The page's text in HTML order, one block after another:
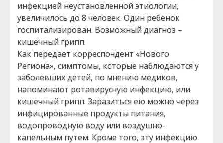
инфекцией неустановленной этиологии,
увеличилось до 8 человек. Один ребенок
госпитализирован. Возможный диагноз –
кишечный грипп.
Как передает корреспондент «Нового
Региона», симптомы, которые наблюдаются у
заболевших детей, по мнению медиков,
напоминают ротавирусную инфекцию, или
кишечный грипп. Заразиться ею можно через
инфицированные продукты питания,
водопроводную воду или воздушно-
капельным путем. Кроме того, эту инфекцию